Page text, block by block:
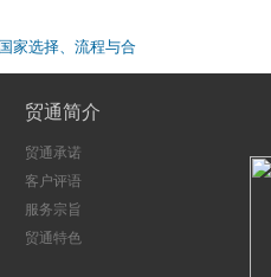
家选择、流程与合
贸通简介
贸通承诺
客户评语
服务宗旨
贸通特色